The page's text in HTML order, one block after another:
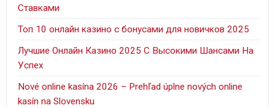
Ставками
Топ 10 онлайн казино с бонусами для новичков 2025
Лучшие Онлайн Казино 2025 С Высокими Шансами На
Успех
Nové online kasína 2026 – Prehľad úplne nových online
kasín na Slovensku